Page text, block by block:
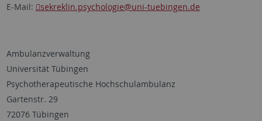
E-Mail:
sekreklin.psychologie@uni-tuebingen.de
Ambulanzverwaltung
Universität Tübingen
Psychotherapeutische Hochschulambulanz
Gartenstr. 29
72076 Tübingen